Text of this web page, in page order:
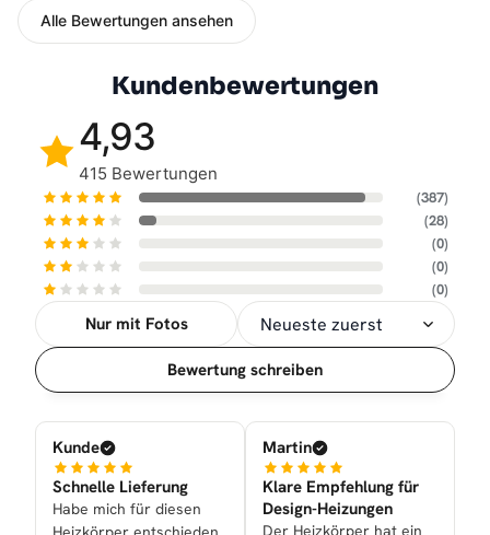
Alle Bewertungen ansehen
Kundenbewertungen
4,93
415 Bewertungen
(387)
(28)
(0)
(0)
(0)
Nur mit Fotos
Sortierung
Bewertung schreiben
Kunde
Schnelle Lieferung
Habe mich für diesen
Martin
Klare Empfehlung für
Design-Heizungen
Der Heizkörper hat ein